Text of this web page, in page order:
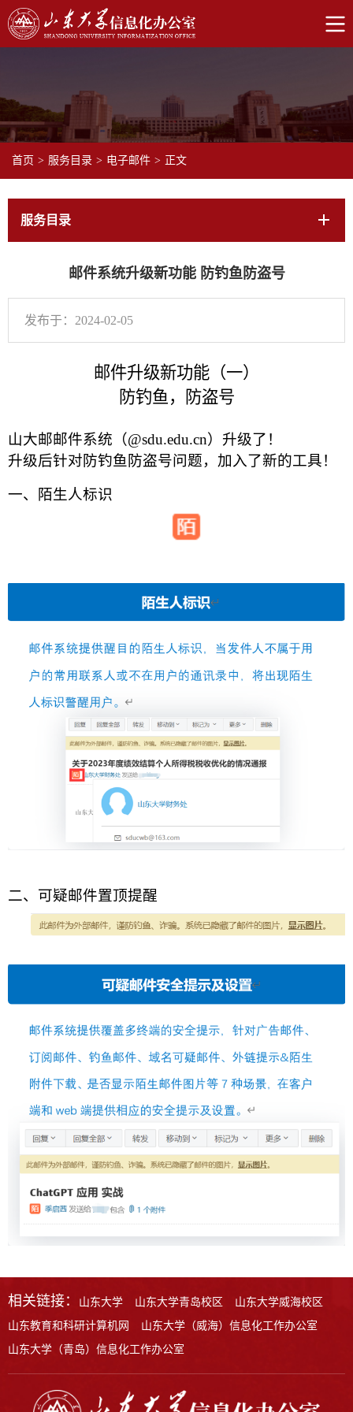
首页 > 服务目录 > 电子邮件 > 正文
服务目录
邮件系统升级新功能 防钓鱼防盗号
发布于：2024-02-05
邮件升级新功能（一）
防钓鱼，防盗号
山大邮邮件系统（@sdu.edu.cn）升级了！
升级后针对防钓鱼防盗号问题，加入了新的工具！
一、陌生人标识
二、可疑邮件置顶提醒
相关链接： 山东大学 山东大学青岛校区
山东大学威海校区
山东教育和科研计算机网
山东大学（威海）信息化工作办公室
山东大学（青岛）信息化工作办公室